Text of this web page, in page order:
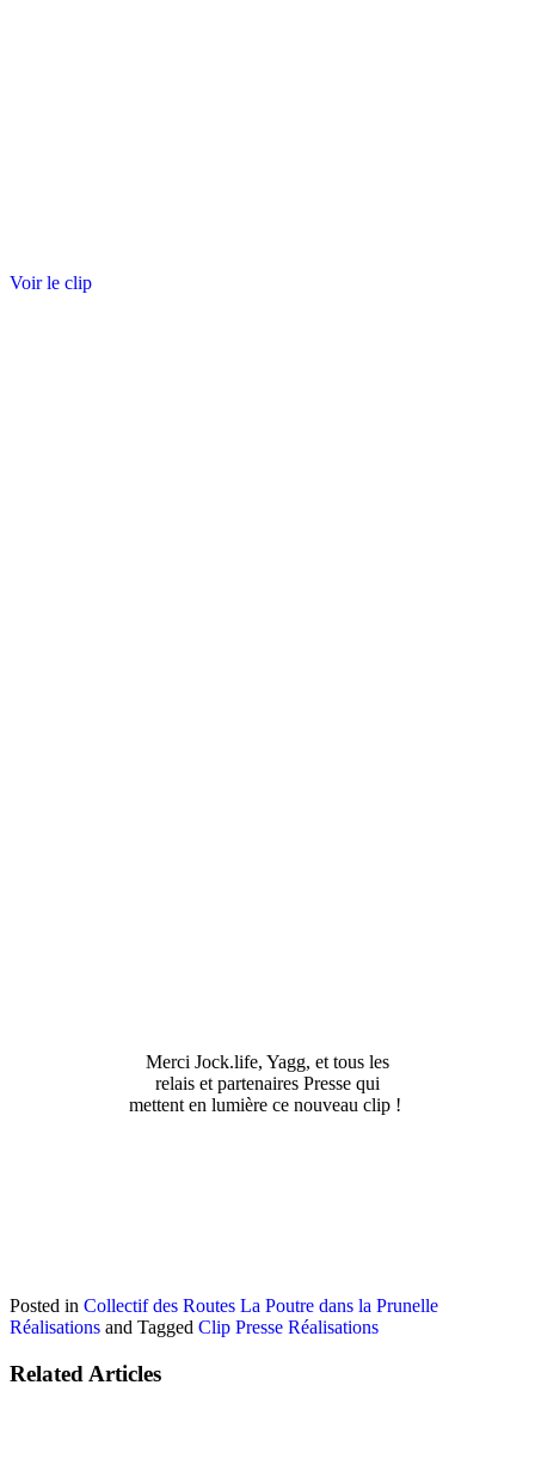
Voir le clip
Merci Jock.life, Yagg, et tous les
relais et partenaires Presse qui
mettent en lumière ce nouveau clip !
Posted in Collectif des Routes La Poutre dans la Prunelle
Réalisations and Tagged Clip Presse Réalisations
Related Articles